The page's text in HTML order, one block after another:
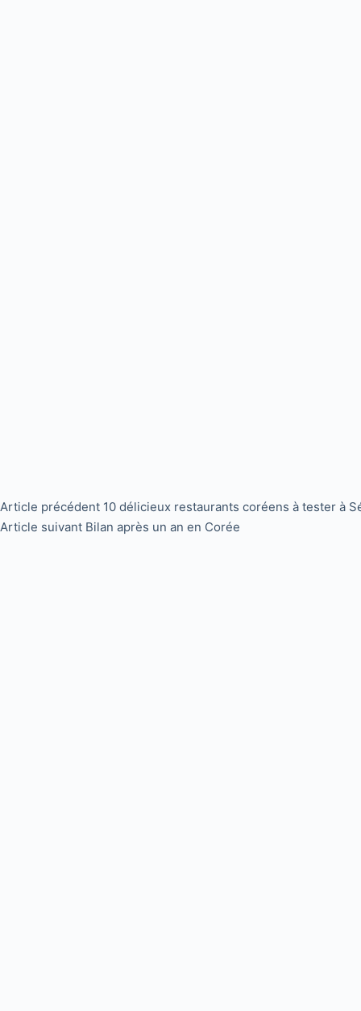
Article précédent 10 délicieux restaurants coréens à tester à
Article suivant Bilan après un an en Corée